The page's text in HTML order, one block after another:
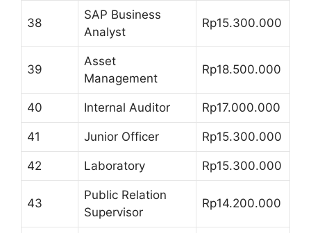
38
SAP Business
Analyst
Rp15.300.000
39
Asset
Management
Rp18.500.000
40 Internal Auditor Rp17.000.000
41 Junior Officer Rp15.300.000
42 Laboratory Rp15.300.000
43
Public Relation
Supervisor
Rp14.200.000